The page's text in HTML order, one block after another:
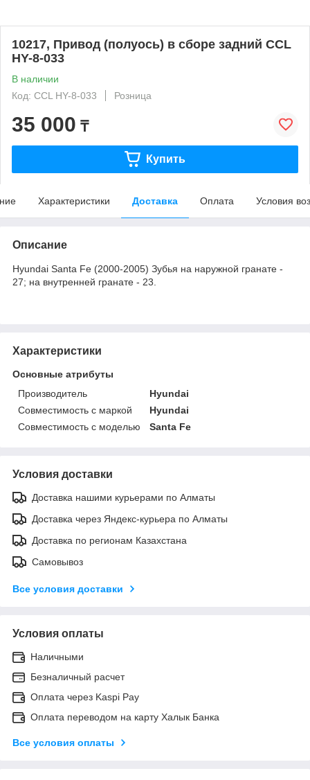
10217, Привод (полуось) в сборе задний CCL
HY-8-033
В наличии
Код: CCL HY-8-033
Розница
35 000 ₸
Купить
Характеристики Доставка Оплата Условия
Описание
Hyundai Santa Fe (2000-2005) Зубья на наружной гранате -
27; на внутренней гранате - 23.
Характеристики
Основные атрибуты
Производитель
Hyundai
Совместимость с маркой
Hyundai
Совместимость с моделью
Santa Fe
Условия доставки
Доставка нашими курьерами по Алматы
Доставка через Яндекс-курьера по Алматы
Доставка по регионам Казахстана
Самовывоз
Все условия доставки
Условия оплаты
Наличными
Безналичный расчет
Оплата через Kaspi Pay
Оплата переводом на карту Халык Банка
Все условия оплаты